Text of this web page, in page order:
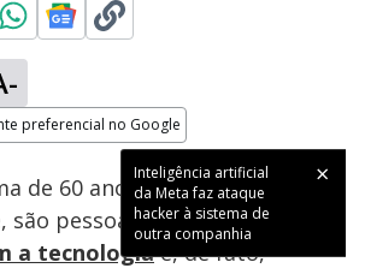
preferencial no Google
Inteligência artificial
da Meta faz ataque
hacker à sistema de
outra companhia
100.00%
de 60 anos, em tese e falando
são pessoas que têmmenos
a tecnologiae, de fato,